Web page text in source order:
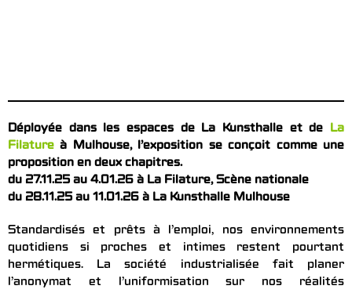
Déployée dans les espaces de La Kunsthalle et de La
Filature à Mulhouse, l’exposition se conçoit comme une
proposition en deux chapitres.
du 27.11.25 au 4.01.26 à La Filature, Scène nationale
du 28.11.25 au 11.01.26 à La Kunsthalle Mulhouse
Standardisés et prêts à l’emploi, nos environnements
quotidiens si proches et intimes restent pourtant
hermétiques. La société industrialisée fait planer
l’anonymat et l’uniformisation sur nos réalités